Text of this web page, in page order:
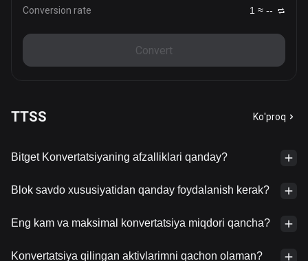
Conversion rate 1 ≈ --
Convert
TTSS Ko'proq
Bitget Konvertatsiyaning afzalliklari qanday?
Blok savdo xususiyatidan qanday foydalanish kerak?
Eng kam va maksimal konvertatsiya miqdori qancha?
Konvertatsiya qilingan aktivlarimni qachon olaman?